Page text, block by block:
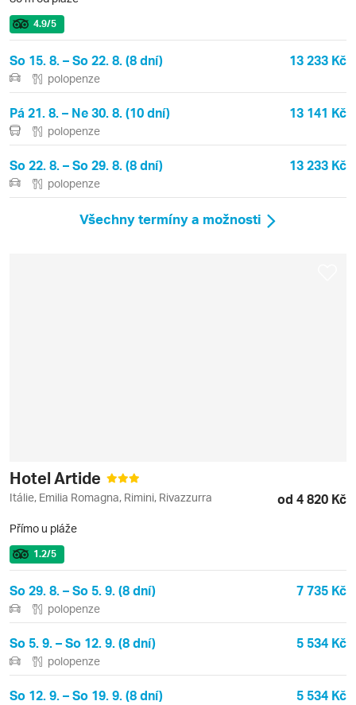
4.9/5
So 15. 8. – So 22. 8. (8 dní) 13 233 Kč
polopenze
Pá 21. 8. – Ne 30. 8. (10 dní) 13 141 Kč
polopenze
So 22. 8. – So 29. 8. (8 dní) 13 233 Kč
polopenze
Všechny termíny a možnosti
Hotel Artide
Itálie, Emilia Romagna, Rimini, Rivazzurra od 4 820 Kč
Přímo u pláže
1.2/5
So 29. 8. – So 5. 9. (8 dní) 7 735 Kč
polopenze
So 5. 9. – So 12. 9. (8 dní) 5 534 Kč
polopenze
So 12. 9. – So 19. 9. (8 dní) 5 534 Kč